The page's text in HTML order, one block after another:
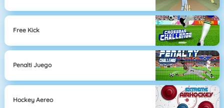
Free Kick
Penalti Juego
Hockey Aereo